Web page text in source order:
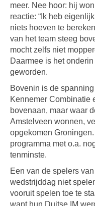
meer. Nee hoor: hij
reactie: “Ik heb
niets hoeven te
van het team steeg
mocht zelfs niet
Daarmee is het
geworden.
Bovenin is de
Kennemer Combinatie
bovenaan, maar waar
Amstelveen wonnen,
opgekomen
programma met o.a.
tenminste.
Een van de spelers
wedstrijddag niet
vooruit spelen toe te